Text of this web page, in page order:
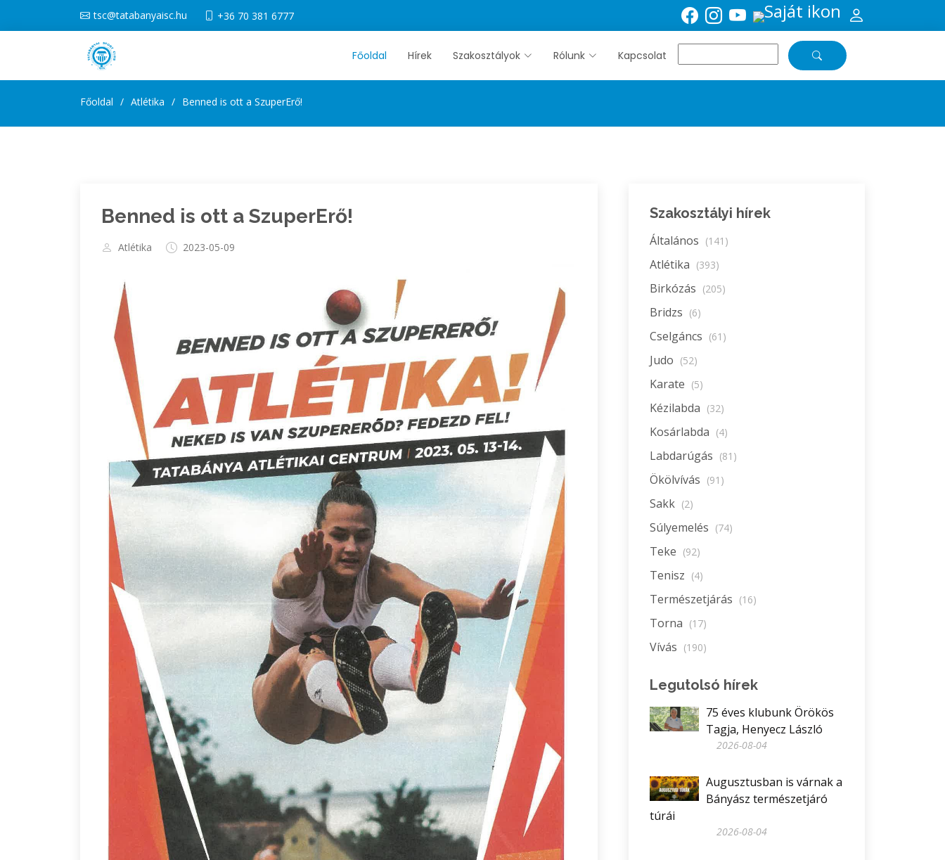
tsc@tatabanyaisc.hu +36 70 381 6777
Főoldal Hírek Szakosztályok Rólunk Kapcsolat
Főoldal Atlétika Benned is ott a SzuperErő!
Benned is ott a SzuperErő!
Atlétika 2023-05-09
Szakosztályi hírek
Általános (141)
Atlétika (393)
Birkózás (205)
Bridzs (6)
Cselgáncs (61)
Judo (52)
Karate (5)
Kézilabda (32)
Kosárlabda (4)
Labdarúgás (81)
Ökölvívás (91)
Sakk (2)
Súlyemelés (74)
Teke (92)
Tenisz (4)
Természetjárás (16)
Torna (17)
Vívás (190)
Legutolsó hírek
75 éves klubunk Örökös
Tagja, Henyecz László
2026-08-04
Augusztusban is várnak a
Bányász természetjáró
túrái
2026-08-04